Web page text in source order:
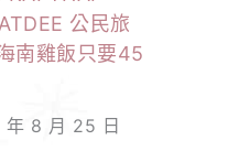
公民旅
南雞飯只要45
8 月 25 日